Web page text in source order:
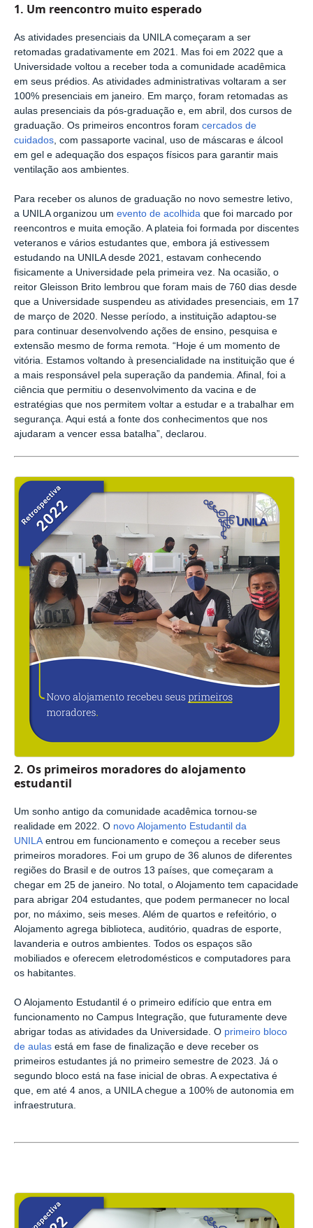
1. Um reencontro muito esperado
As atividades presenciais da UNILA começaram a ser
retomadas gradativamente em 2021. Mas foi em 2022 que a
Universidade voltou a receber toda a comunidade acadêmica
em seus prédios. As atividades administrativas voltaram a ser
100% presenciais em janeiro. Em março, foram retomadas as
aulas presenciais da pós-graduação e, em abril, dos cursos de
graduação. Os primeiros encontros foram cercados de
cuidados, com passaporte vacinal, uso de máscaras e álcool
em gel e adequação dos espaços físicos para garantir mais
ventilação aos ambientes.
Para receber os alunos de graduação no novo semestre letivo,
a UNILA organizou um evento de acolhida que foi marcado por
reencontros e muita emoção. A plateia foi formada por discentes
veteranos e vários estudantes que, embora já estivessem
estudando na UNILA desde 2021, estavam conhecendo
fisicamente a Universidade pela primeira vez. Na ocasião, o
reitor Gleisson Brito lembrou que foram mais de 760 dias desde
que a Universidade suspendeu as atividades presenciais, em 17
de março de 2020. Nesse período, a instituição adaptou-se
para continuar desenvolvendo ações de ensino, pesquisa e
extensão mesmo de forma remota. “Hoje é um momento de
vitória. Estamos voltando à presencialidade na instituição que é
a mais responsável pela superação da pandemia. Afinal, foi a
ciência que permitiu o desenvolvimento da vacina e de
estratégias que nos permitem voltar a estudar e a trabalhar em
segurança. Aqui está a fonte dos conhecimentos que nos
ajudaram a vencer essa batalha”, declarou.
2. Os primeiros moradores do alojamento
estudantil
Um sonho antigo da comunidade acadêmica tornou-se
realidade em 2022. O novo Alojamento Estudantil da
UNILA entrou em funcionamento e começou a receber seus
primeiros moradores. Foi um grupo de 36 alunos de diferentes
regiões do Brasil e de outros 13 países, que começaram a
chegar em 25 de janeiro. No total, o Alojamento tem capacidade
para abrigar 204 estudantes, que podem permanecer no local
por, no máximo, seis meses. Além de quartos e refeitório, o
Alojamento agrega biblioteca, auditório, quadras de esporte,
lavanderia e outros ambientes. Todos os espaços são
mobiliados e oferecem eletrodomésticos e computadores para
os habitantes.
O Alojamento Estudantil é o primeiro edifício que entra em
funcionamento no Campus Integração, que futuramente deve
abrigar todas as atividades da Universidade. O primeiro bloco
de aulas está em fase de finalização e deve receber os
primeiros estudantes já no primeiro semestre de 2023. Já o
segundo bloco está na fase inicial de obras. A expectativa é
que, em até 4 anos, a UNILA chegue a 100% de autonomia em
infraestrutura.